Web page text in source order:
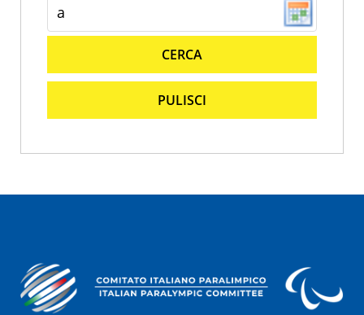
CERCA
PULISCI